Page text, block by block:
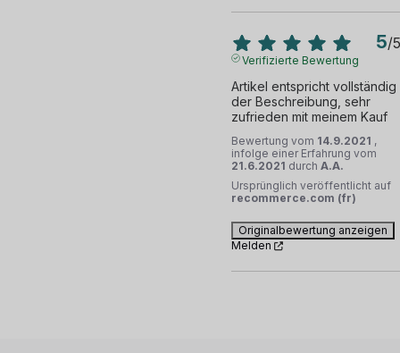
5/5
Verifizierte Bewertung
Artikel entspricht vollständig
der Beschreibung, sehr
zufrieden mit meinem Kauf
Bewertung vom 14.9.2021 ,
infolge einer Erfahrung vom
21.6.2021 durch A.A.
Ursprünglich veröffentlicht auf
recommerce.com (fr)
Originalbewertung anzeigen
Melden